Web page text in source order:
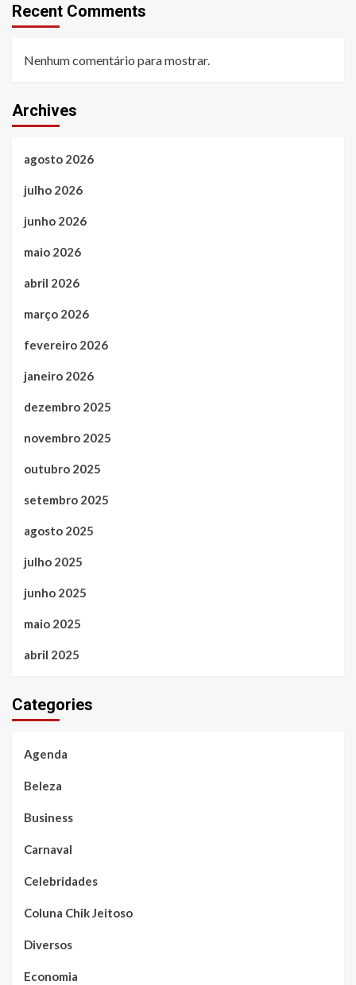
Recent Comments
Nenhum comentário para mostrar.
Archives
agosto 2026
julho 2026
junho 2026
maio 2026
abril 2026
março 2026
fevereiro 2026
janeiro 2026
dezembro 2025
novembro 2025
outubro 2025
setembro 2025
agosto 2025
julho 2025
junho 2025
maio 2025
abril 2025
Categories
Agenda
Beleza
Business
Carnaval
Celebridades
Coluna Chik Jeitoso
Diversos
Economia